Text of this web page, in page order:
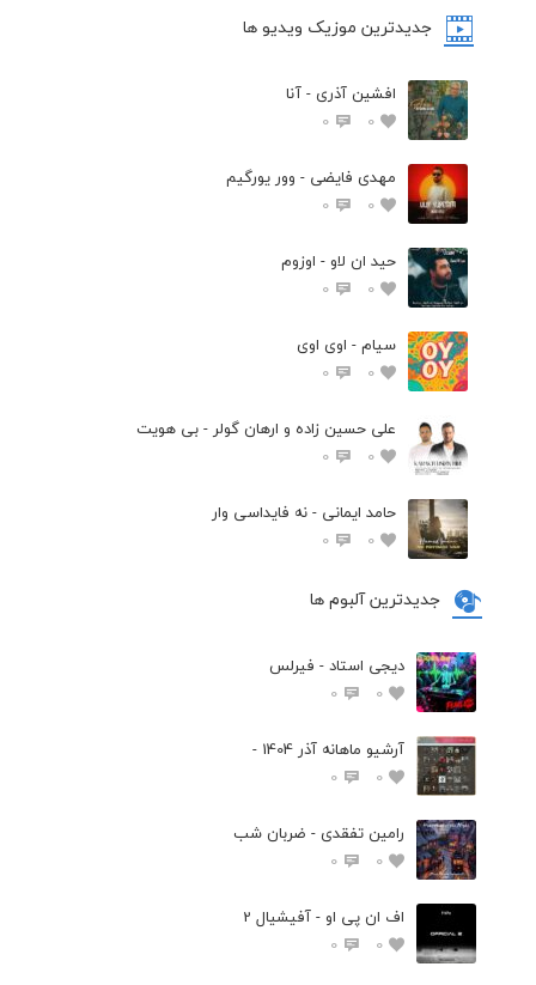
جدیدترین موزیک ویدیو ها
افشین آذری - آنا
0
0
مهدی فایضی - وور یورگیم
0
0
حید ان لاو - اوزوم
0
0
سیام - اوی اوی
0
0
علی حسین زاده و ارهان گولر - بی هویت
0
0
حامد ایمانی - نه فایداسی وار
0
0
جدیدترین آلبوم ها
دیجی استاد - فیرلس
0
0
آرشیو ماهانه آذر 1404 -
0
0
رامین تفقدی - ضربان شب
0
0
اف ان پی او - آفیشیال 2
0
0